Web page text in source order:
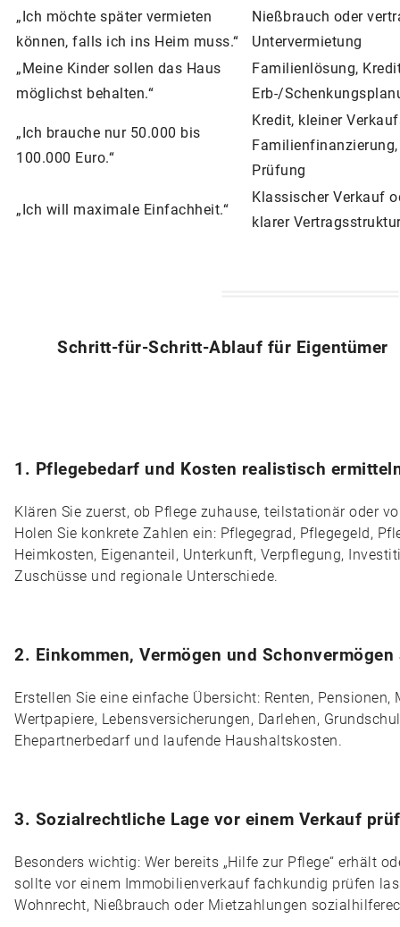
„Ich möchte später vermieten
können, falls ich ins Heim muss.“
Nießbrauch oder
Untervermietung
„Meine Kinder sollen das Haus
möglichst behalten.“
Familienlösung,
Erb-/
„Ich brauche nur 50.000 bis
100.000 Euro.“
Kredit, kleiner
Prüfung
„Ich will maximale Einfachheit.“
Klassischer Verkauf
klarer
Schritt-für-Schritt-Ablauf für Eigentümer
1. Pflegebedarf und Kosten realistisch
Klären Sie zuerst, ob Pflege zuhause, teilstationär oder
Holen Sie konkrete Zahlen ein: Pflegegrad, Pflegegeld,
Heimkosten, Eigenanteil, Unterkunft, Verpflegung,
Zuschüsse und regionale Unterschiede.
2. Einkommen, Vermögen und
Erstellen Sie eine einfache Übersicht: Renten, Pensionen,
Wertpapiere, Lebensversicherungen, Darlehen,
Ehepartnerbedarf und laufende Haushaltskosten.
3. Sozialrechtliche Lage vor einem Verkauf
Besonders wichtig: Wer bereits „Hilfe zur Pflege“ erhält
sollte vor einem Immobilienverkauf fachkundig prüfen
Wohnrecht, Nießbrauch oder Mietzahlungen